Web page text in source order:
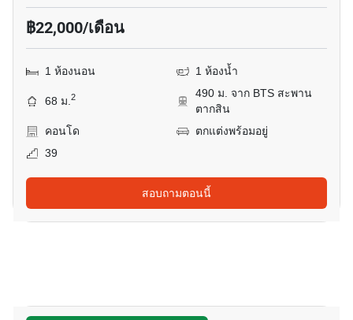
฿22,000/เดือน
1 ห้องนอน 1 ห้องน้ำ
68 ม.2
490 ม. จาก BTS สะพาน
ตากสิน
คอนโด
ตกแต่งพร้อมอยู่
39
สอบถามตอนนี้